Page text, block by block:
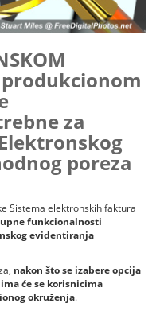
produkcionom
za
poreza
Sistema elektronskih faktura
funkcionalnosti
evidentiranja
nakon što se izabere opcija
će se korisnicima
okruženja.